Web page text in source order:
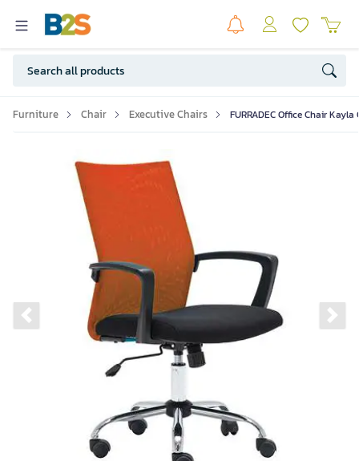
Furniture Chair Executive Chairs FURRADEC Office Chair
Previous slide